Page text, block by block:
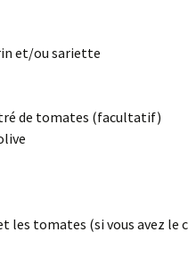
et/ou sariette
de tomates (facultatif)
les tomates (si vous avez le